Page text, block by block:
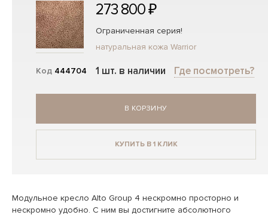
Код 444704
273 800 ₽
Ограниченная серия!
натуральная кожа Warrior
1 шт. в наличии Где посмотреть?
В КОРЗИНУ
КУПИТЬ В 1 КЛИК
Модульное кресло Alto Group 4 нескромно просторно и
нескромно удобно. С ним вы достигните абсолютного